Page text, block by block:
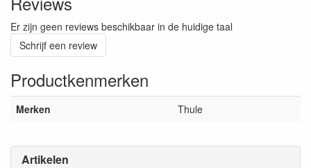
Artikelen
Er zijn geen reviews beschikbaar in de huidige taal
Schrijf een review
Productkenmerken
Merken Thule